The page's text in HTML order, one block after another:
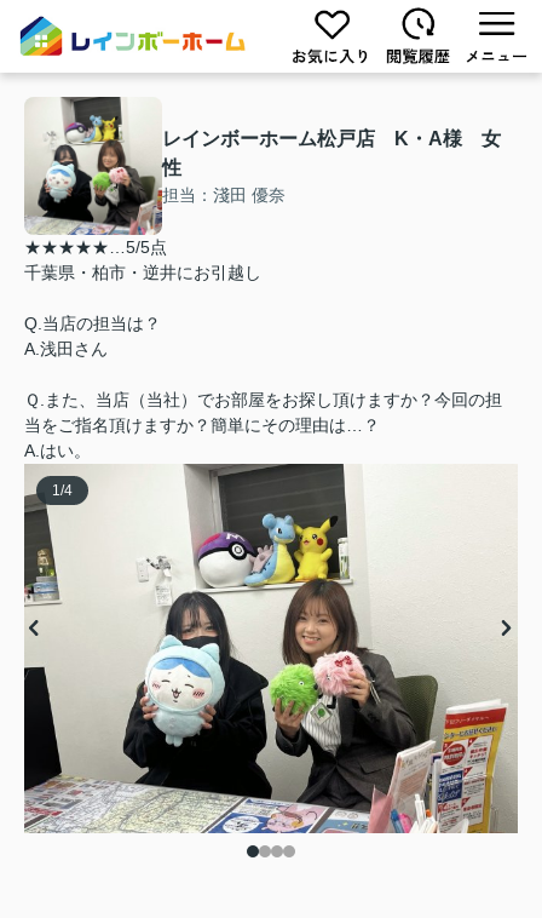
レインボーホーム松戸店 K・A様 女
性
担当：淺田 優奈
★★★★★…5/5点
千葉県・柏市・逆井にお引越し
Q.当店の担当は？
A.浅田さん
Ｑ.また、当店（当社）でお部屋をお探し頂けますか？今回の担
当をご指名頂けますか？簡単にその理由は…？
A.はい。
1 /4